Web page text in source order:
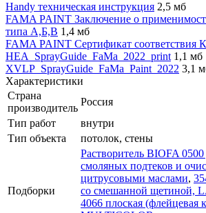
Handy техническая инструкция 2,5 мб
FAMA PAINT Заключение о
типа А,Б,В 1,4 мб
FAMA PAINT Сертификат соответствия
HEA_SprayGuide_FaMa_2022_print 1,1 мб
XVLP_SprayGuide_FaMa_Paint_2022 3,1
Характеристики
Страна
производитель
Россия
Тип работ
внутри
Тип объекта
потолок, стены
Подборки
Растворитель BIOFA 0500
смоляных подтеков и
цитрусовыми маслами,
со смешанной щетиной,
4066 плоская (флейцевая